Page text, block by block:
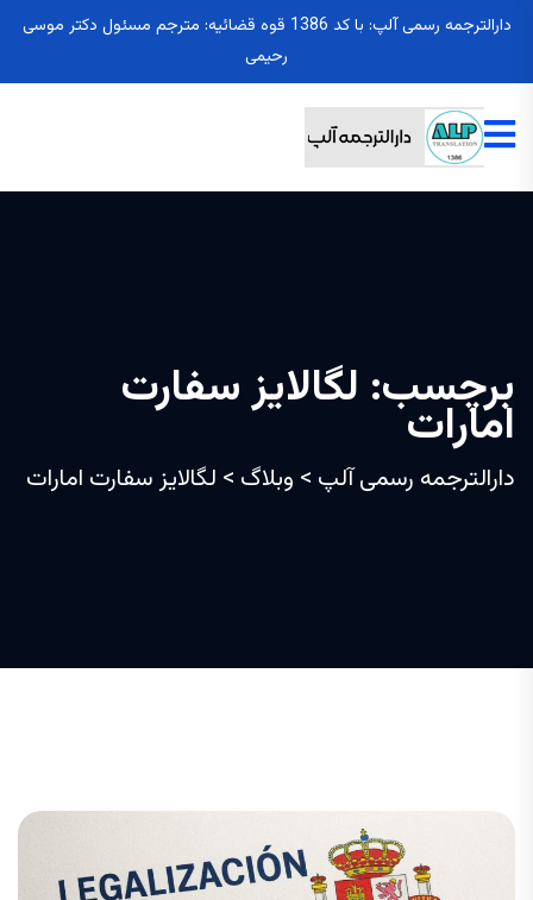
دارالترجمه رسمی آلپ: با کد 1386 قوه قضائیه: مترجم مسئول دکتر موسی
رحیمی
برچسب: لگالایز سفارت
امارات
دارالترجمه رسمی آلپ > وبلاگ > لگالایز سفارت امارات